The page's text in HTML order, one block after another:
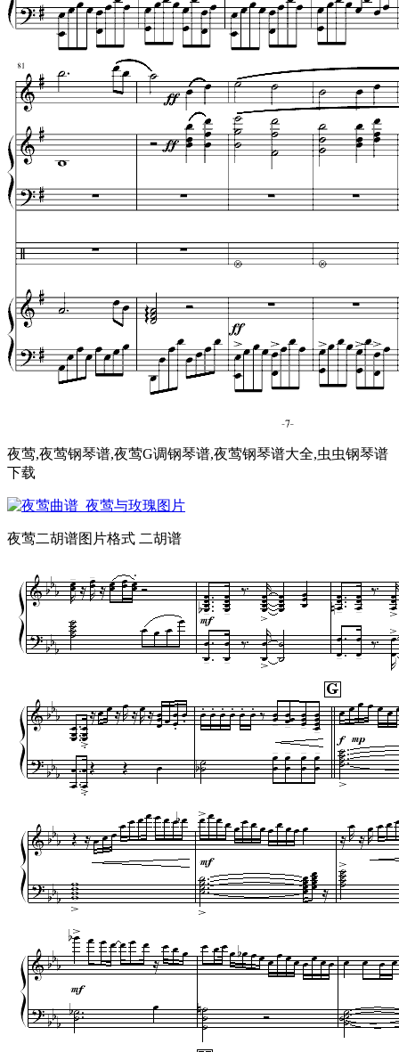
夜莺,夜莺钢琴谱,夜莺G调钢琴谱,夜莺钢琴谱大全,虫虫钢琴谱
下载
夜莺二胡谱图片格式 二胡谱